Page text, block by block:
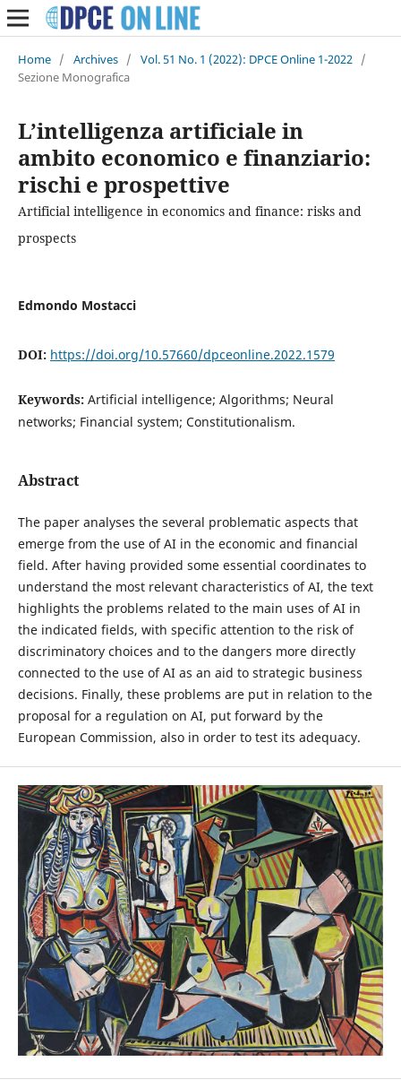
Home / Archives / Vol. 51 No. 1 (2022): DPCE Online 1-2022 /
Sezione Monografica
L’intelligenza artificiale in
ambito economico e finanziario:
rischi e prospettive
Artificial intelligence in economics and finance: risks and
prospects
Edmondo Mostacci
DOI: https://doi.org/10.57660/dpceonline.2022.1579
Keywords: Artificial intelligence; Algorithms; Neural
networks; Financial system; Constitutionalism.
Abstract
The paper analyses the several problematic aspects that
emerge from the use of AI in the economic and financial
field. After having provided some essential coordinates to
understand the most relevant characteristics of AI, the text
highlights the problems related to the main uses of AI in
the indicated fields, with specific attention to the risk of
discriminatory choices and to the dangers more directly
connected to the use of AI as an aid to strategic business
decisions. Finally, these problems are put in relation to the
proposal for a regulation on AI, put forward by the
European Commission, also in order to test its adequacy.